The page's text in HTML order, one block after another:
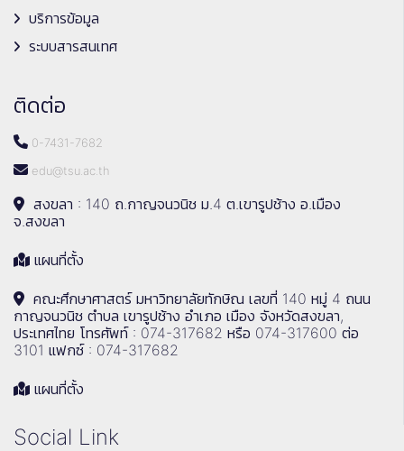
บริการข้อมูล
ระบบสารสนเทศ
ติดต่อ
0-7431-7682
edu@tsu.ac.th
สงขลา : 140 ถ.กาญจนวนิช ม.4 ต.เขารูปช้าง อ.เมือง
จ.สงขลา
แผนที่ตั้ง
คณะศึกษาศาสตร์ มหาวิทยาลัยทักษิณ เลขที่ 140 หมู่ 4 ถนน
กาญจนวนิช ตำบล เขารูปช้าง อำเภอ เมือง จังหวัดสงขลา,
ประเทศไทย โทรศัพท์ : 074-317682 หรือ 074-317600 ต่อ
3101 แฟกซ์ : 074-317682
แผนที่ตั้ง
Social Link